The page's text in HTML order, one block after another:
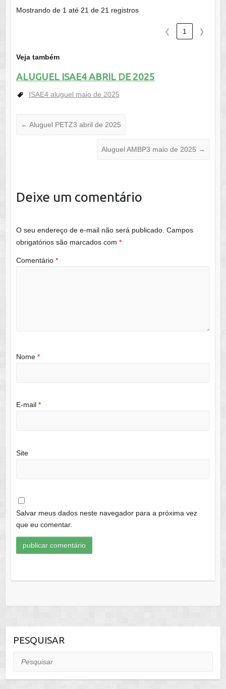
Mostrando de 1 até 21 de 21 registros
❮ 1 ❯
Veja também
ALUGUEL ISAE4 ABRIL DE 2025
ISAE4 aluguel maio de 2025
← Aluguel PETZ3 abril de 2025
Aluguel AMBP3 maio de 2025 →
Deixe um comentário
O seu endereço de e-mail não será publicado. Campos
obrigatórios são marcados com *
Comentário *
Nome *
E-mail *
Site
Salvar meus dados neste navegador para a próxima vez
que eu comentar.
PESQUISAR
Pesquisar